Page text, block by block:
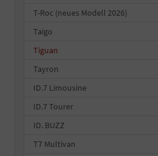
T-Roc (neues Modell 2026)
Taigo
Tiguan
Tayron
ID.7 Limousine
ID.7 Tourer
ID. BUZZ
T7 Multivan